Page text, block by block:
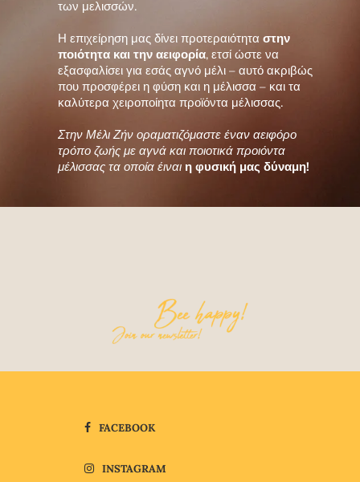
των μελισσών.
Η επιχείρηση μας δίνει προτεραιότητα στην
ποιότητα και την αειφορία, ετσί ώστε να
εξασφαλίσει για εσάς αγνό μέλι – αυτό ακριβώς
που προσφέρει η φύση και η μέλισσα – και τα
καλύτερα χειροποίητα προϊόντα μέλισσας.
Στην Μέλι Ζήν οραματιζόμαστε έναν αειφόρο
τρόπο ζωής με αγνά και ποιοτικά προιόντα
μέλισσας τα οποία έιναι η φυσική μας δύναμη!
FACEBOOK
INSTAGRAM